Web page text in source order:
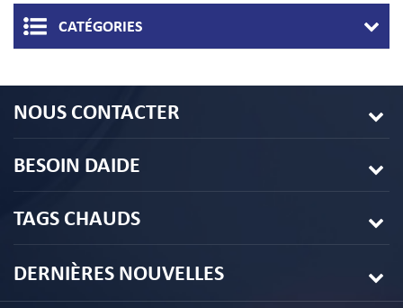
CATÉGORIES
NOUS CONTACTER
BESOIN DAIDE
TAGS CHAUDS
DERNIÈRES NOUVELLES